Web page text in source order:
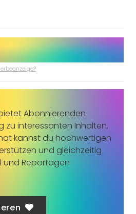
Abonnierenden
zu interessanten Inhalten.
kannst du hochwertigen
und gleichzeitig
und Reportagen